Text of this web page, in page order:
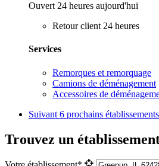
Ouvert 24 heures aujourd'hui
Retour client 24 heures
Services
Remorques et remorquage
Camions de déménagement
Accessoires de
Suivant 6 prochains établissements
Trouvez un